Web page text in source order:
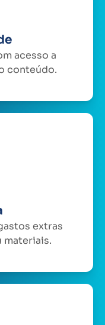
acesso a
conteúdo.
extras
materiais.